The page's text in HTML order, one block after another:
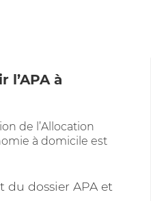
l’APA à
de l’Allocation
à domicile est
du dossier APA et